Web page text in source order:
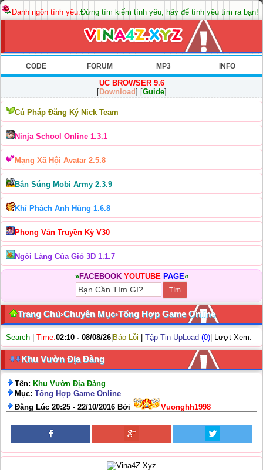
Danh ngôn tình yêu:Đừng tìm kiếm tình yêu, hãy để tình yêu tìm ra bạn!
CODE FORUM MP3 INFO
UC BROWSER 9.6
[Download] [Guide]
Cú Pháp Đăng Ký Nick Team
Ninja School Online 1.3.1
Mạng Xã Hội Avatar 2.5.8
Bắn Súng Mobi Army 2.3.9
Khí Phách Anh Hùng 1.6.8
Phong Vân Truyền Kỳ V30
Ngôi Làng Của Gió 3D 1.1.7
»FACEBOOK-YOUTUBE-PAGE«
Trang Chủ›Chuyên Mục›Tổng Hợp Game Online
Search Time:02:10 - 08/08/26 Báo Lỗi Tập Tin UpLoad (0) | Lượt Xem:
Khu Vườn Địa Đàng
Tên: Khu Vườn Địa Đàng
Mục: Tổng Hợp Game Online
Đăng Lúc 20:25 - 22/10/2016 Bởi
Vuonghh1998